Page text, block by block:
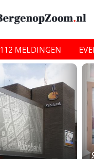
112 MELDINGEN